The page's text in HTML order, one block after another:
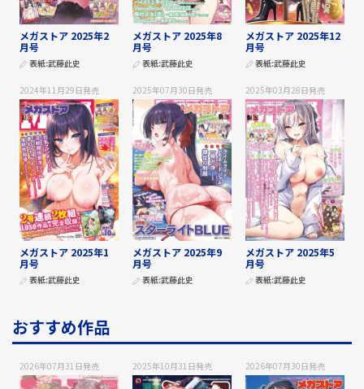
メガストア 2025年2
月号
表紙:武藤此史
メガストア 2025年8
月号
表紙:武藤此史
メガストア 2025年12
月号
表紙:武藤此史
2024年11月29日発売
メガストア 2025年1
月号
表紙:武藤此史
2025年07月30日発売
メガストア 2025年9
月号
表紙:武藤此史
2025年03月28日発売
メガストア 2025年5
月号
表紙:武藤此史
おすすめ作品
2026年07月31日発売 2025年10月31日発売 2026年07月30日発売